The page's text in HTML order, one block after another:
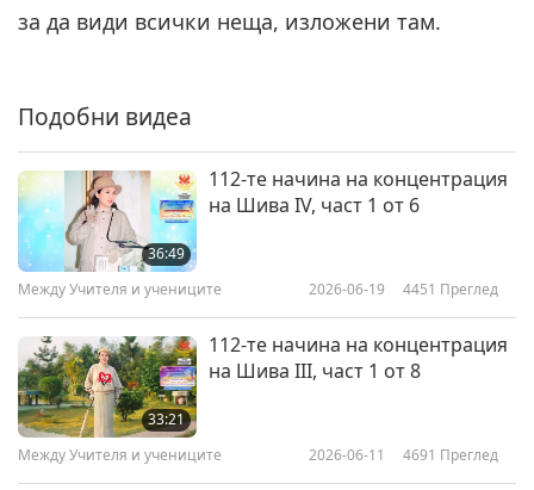
за да види всички неща, изложени там.
Подобни видеа
36:49
112-те начина на концентрация
на Шива IV, част 1 от 6
Между Учителя и учениците 2026-06-19 4451 Преглед
33:21
112-те начина на концентрация
на Шива III, част 1 от 8
Между Учителя и учениците 2026-06-11 4691 Преглед